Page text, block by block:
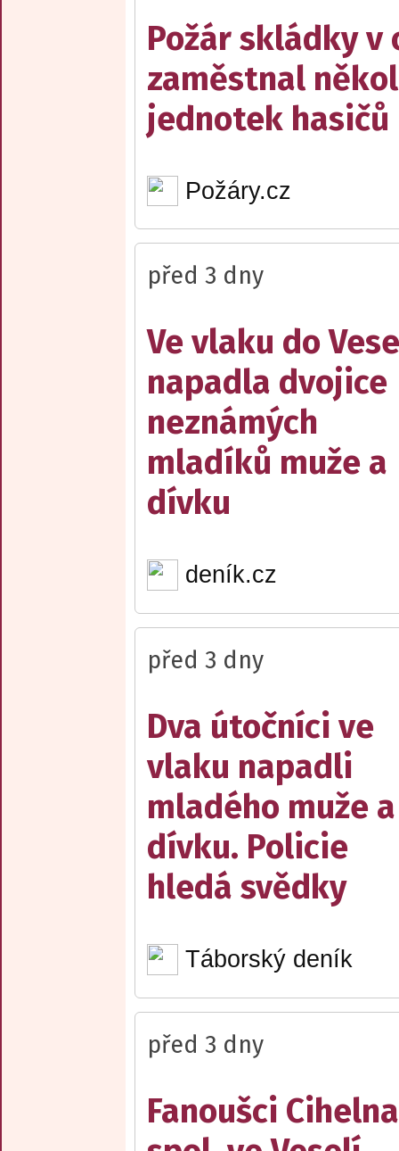
Požár skládky v
zaměstnal
jednotek hasičů
Požáry.cz
před 3 dny
Ve vlaku do
napadla dvojice
neznámých
mladíků muže a
dívku
deník.cz
před 3 dny
Dva útočníci ve
vlaku napadli
mladého muže a
dívku. Policie
hledá svědky
Táborský deník
před 3 dny
Fanoušci